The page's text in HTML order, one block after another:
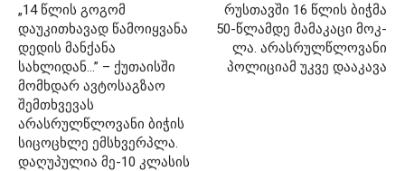
„14 წლის გოგომ
დაუკითხავად წამოიყვანა
დედის მანქანა
სახლიდან…” – ქუთაისში
მომხდარ ავტოსაგზაო
შემთხვევას
არასრულწლოვანი ბიჭის
სიცოცხლე ემსხვერპლა.
დაღუპულია მე-10 კლასის
რუს­თავ­ში 16 წლის ბიჭ­მა
50-წლამ­დე მა­მა­კა­ცი მოკ­
ლა. არას­რულ­წლო­ვა­ნი
პო­ლი­ცი­ამ უკვე და­ა­კა­ვა